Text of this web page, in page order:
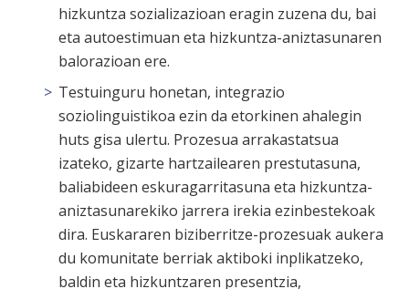
hizkuntza sozializazioan eragin zuzena du, bai
eta autoestimuan eta hizkuntza-aniztasunaren
balorazioan ere.
Testuinguru honetan, integrazio
soziolinguistikoa ezin da etorkinen ahalegin
huts gisa ulertu. Prozesua arrakastatsua
izateko, gizarte hartzailearen prestutasuna,
baliabideen eskuragarritasuna eta hizkuntza-
aniztasunarekiko jarrera irekia ezinbestekoak
dira. Euskararen biziberritze-prozesuak aukera
du komunitate berriak aktiboki inplikatzeko,
baldin eta hizkuntzaren presentzia,